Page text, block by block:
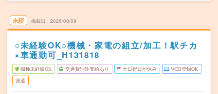
未読 掲載日 2026/08/09
○未経験OK○機械・家電の組立/加工！駅チカ
×車通勤可_H131818
職種未経験OK 交通費別途支給あり 土日祝日が休み WEB登録OK
派遣